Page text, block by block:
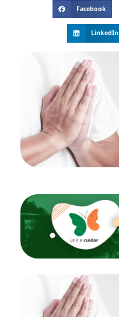
Facebook
LinkedIn